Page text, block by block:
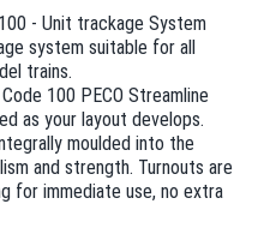
- Unit trackage System
system suitable for all
trains.
100 PECO Streamline
as your layout develops.
moulded into the
and strength. Turnouts are
for immediate use, no extra